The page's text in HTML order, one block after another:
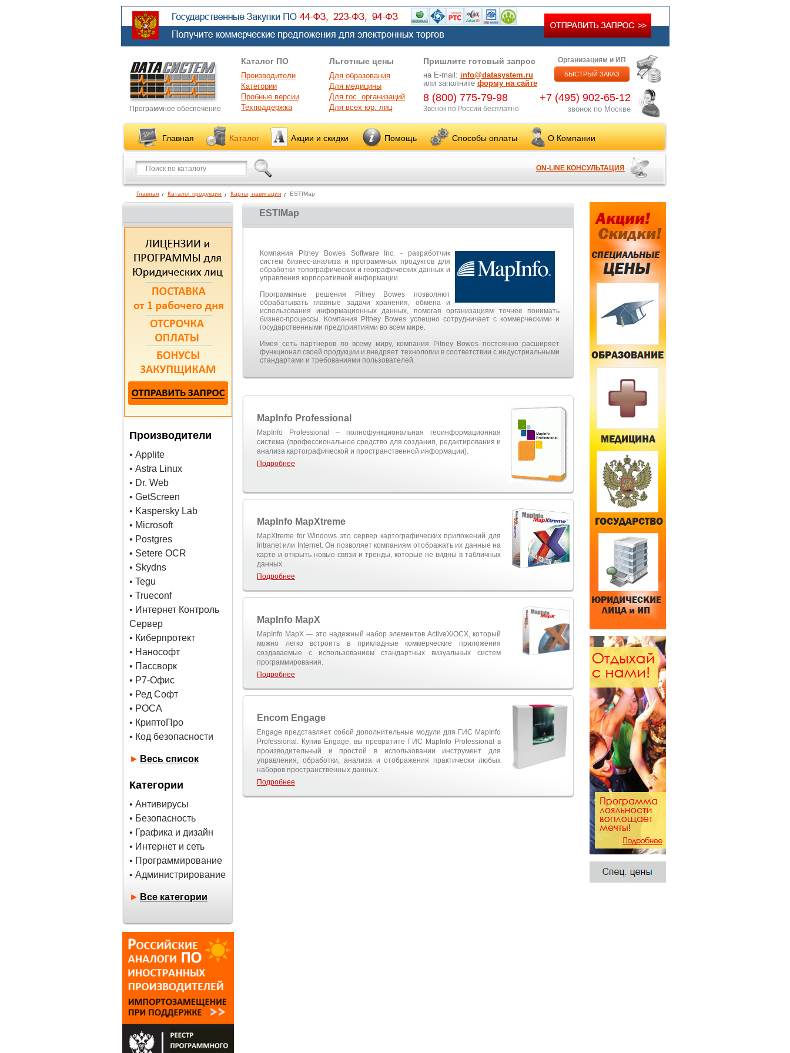
Программное обеспечение
Каталог ПО
Производители
Категории
Пробные версии
Техподдержка
Льготные цены
Для образования
Для медицины
Для гос. организаций
Для всех юр. лиц
Пришлите готовый запрос
на E-mail: info@datasystem.ru
или заполните форму на сайте
8 (800) 775-79-98
Звонок по России бесплатно
Организациям и ИП
БЫСТРЫЙ ЗАКАЗ
+7 (495) 902-65-12
звонок по Москве
Главная Каталог Акции и скидки Помощь Способы оплаты О Компании
ON-LINE КОНСУЛЬТАЦИЯ
Главная Каталог продукции Карты, навигация ESTIMap
Производители
• Applite
• Astra Linux
• Dr. Web
• GetScreen
• Kaspersky Lab
• Microsoft
• Postgres
• Setere OCR
• Skydns
• Tegu
• Trueconf
• Интернет Контроль
Сервер
• Киберпротект
• Нанософт
• Пассворк
• Р7-Офис
• Ред Софт
• РОСА
• КриптоПро
• Код безопасности
► Весь список
Категории
• Антивирусы
• Безопасность
• Графика и дизайн
• Интернет и сеть
• Программирование
• Администрирование
► Все категории
ESTIMap
Компания Pitney Bowes Software Inc. - разработчик
систем бизнес-анализа и программных продуктов для
обработки топографических и географических данных и
управления корпоративной информации.
Программные решения Pitney Bowes позволяют
обрабатывать главные задачи хранения, обмена и
использования информационных данных, помогая организациям точнее понимать
бизнес-процессы. Компания Pitney Bowes успешно сотрудничает с коммерческими и
государственными предприятиями во всем мире.
Имея сеть партнеров по всему миру, компания Pitney Bowes постоянно расширяет
функционал своей продукции и внедряет технологии в соответствии с индустриальными
стандартами и требованиями пользователей.
MapInfo Professional
MapInfo Professional – полнофункциональная геоинформационная
система (профессиональное средство для создания, редактирования и
анализа картографической и пространственной информации).
Подробнее
MapInfo MapXtreme
MapXtreme for Windows это сервер картографических приложений для
Intranet или Internet. Он позволяет компаниям отображать их данные на
карте и открыть новые связи и тренды, которые не видны в табличных
данных.
Подробнее
MapInfo MapX
MapInfo MapX — это надежный набор элементов ActiveX/OCX, который
можно легко встроить в прикладные коммерческие приложения
создаваемые с использованием стандартных визуальных систем
программирования.
Подробнее
Encom Engage
Engage представляет собой дополнительные модули для ГИС MapInfo
Professional. Купив Engage, вы превратите ГИС MapInfo Professional в
производительный и простой в использовании инструмент для
управления, обработки, анализа и отображения практически любых
наборов пространственных данных.
Подробнее